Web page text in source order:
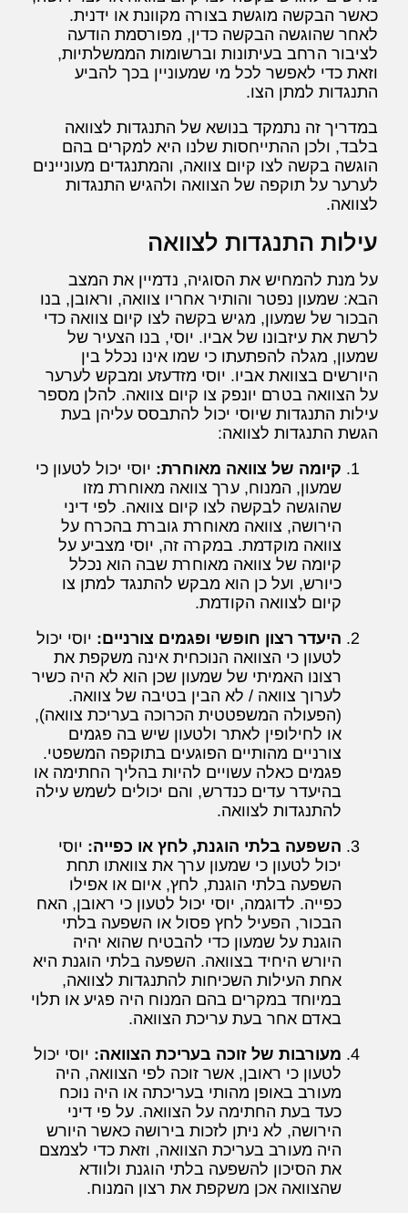
כאשר הבקשה מוגשת בצורה מקוונת או ידנית.
לאחר שהוגשה הבקשה כדין, מפורסמת הודעה
לציבור הרחב בעיתונות וברשומות הממשלתיות,
וזאת כדי לאפשר לכל מי שמעוניין בכך להביע
התנגדות למתן הצו.
במדריך זה נתמקד בנושא של התנגדות לצוואה
בלבד, ולכן ההתייחסות שלנו היא למקרים בהם
הוגשה בקשה לצו קיום צוואה, והמתנגדים מעוניינים
לערער על תוקפה של הצוואה ולהגיש התנגדות
לצוואה.
עילות התנגדות לצוואה
על מנת להמחיש את הסוגיה, נדמיין את המצב
הבא: שמעון נפטר והותיר אחריו צוואה, וראובן, בנו
הבכור של שמעון, מגיש בקשה לצו קיום צוואה כדי
לרשת את עיזבונו של אביו. יוסי, בנו הצעיר של
שמעון, מגלה להפתעתו כי שמו אינו נכלל בין
היורשים בצוואת אביו. יוסי מזדעזע ומבקש לערער
על הצוואה בטרם יונפק צו קיום צוואה. להלן מספר
עילות התנגדות שיוסי יכול להתבסס עליהן בעת
הגשת התנגדות לצוואה:
קיומה של צוואה מאוחרת: יוסי יכול לטעון כי
שמעון, המנוח, ערך צוואה מאוחרת מזו
שהוגשה לבקשה לצו קיום צוואה. לפי דיני
הירושה, צוואה מאוחרת גוברת בהכרח על
צוואה מוקדמת. במקרה זה, יוסי מצביע על
קיומה של צוואה מאוחרת שבה הוא נכלל
כיורש, ועל כן הוא מבקש להתנגד למתן צו
קיום לצוואה הקודמת.
היעדר רצון חופשי ופגמים צורניים: יוסי יכול
לטעון כי הצוואה הנוכחית אינה משקפת את
רצונו האמיתי של שמעון שכן הוא לא היה כשיר
לערוך צוואה / לא הבין בטיבה של צוואה.
(הפעולה המשפטטית הכרוכה בעריכת צוואה),
או לחילופין לאתר ולטעון שיש בה פגמים
צורניים מהותיים הפוגעים בתוקפה המשפטי.
פגמים כאלה עשויים להיות בהליך החתימה או
בהיעדר עדים כנדרש, והם יכולים לשמש עילה
להתנגדות לצוואה.
השפעה בלתי הוגנת, לחץ או כפייה: יוסי
יכול לטעון כי שמעון ערך את צוואתו תחת
השפעה בלתי הוגנת, לחץ, איום או אפילו
כפייה. לדוגמה, יוסי יכול לטעון כי ראובן, האח
הבכור, הפעיל לחץ פסול או השפעה בלתי
הוגנת על שמעון כדי להבטיח שהוא יהיה
היורש היחיד בצוואה. השפעה בלתי הוגנת היא
אחת העילות השכיחות להתנגדות לצוואה,
במיוחד במקרים בהם המנוח היה פגיע או תלוי
באדם אחר בעת עריכת הצוואה.
מעורבות של זוכה בעריכת הצוואה: יוסי יכול
לטעון כי ראובן, אשר זוכה לפי הצוואה, היה
מעורב באופן מהותי בעריכתה או היה נוכח
כעד בעת החתימה על הצוואה. על פי דיני
הירושה, לא ניתן לזכות בירושה כאשר היורש
היה מעורב בעריכת הצוואה, וזאת כדי לצמצם
את הסיכון להשפעה בלתי הוגנת ולוודא
שהצוואה אכן משקפת את רצון המנוח.